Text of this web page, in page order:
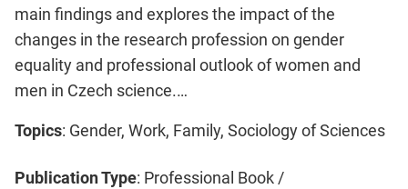
main findings and explores the impact of the
changes in the research profession on gender
equality and professional outlook of women and
men in Czech science.…
Topics: Gender, Work, Family, Sociology of Sciences
Publication Type: Professional Book /